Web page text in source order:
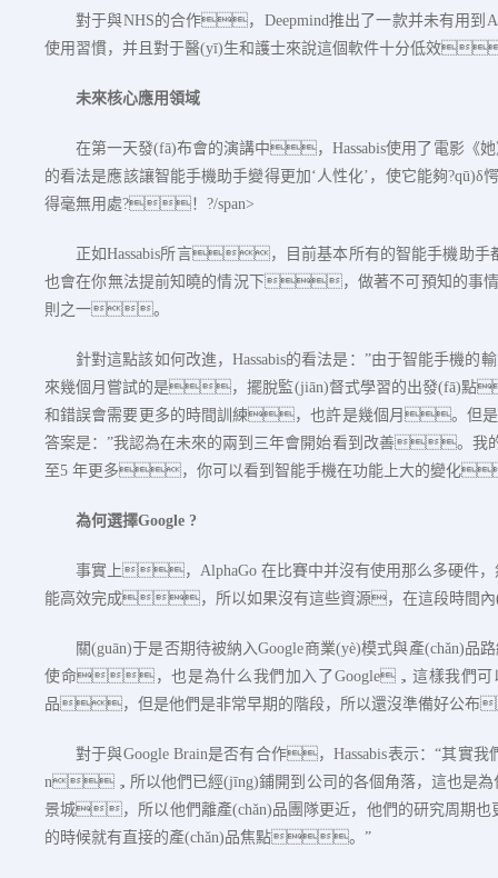
對于與NHS的合作， Deepmind推出了一款并未有用到
使用習慣，并且對于醫(yī)生和護士來說這個軟件十分低效
未來核心應用領域
在第一天發(fā)布會的演講中，Hassabis使用了電影《
的看法是應該讓智能手機助手變得更加‘人性化’，使它能夠
得毫無用處?！?/span>
正如Hassabis所言，目前基本所有的智能手機助手
也會在你無法提前知曉的情況下，做著不可預知的
則之一。
針對這點該如何改進，Hassabis的看法是：”由于智能手機的
來幾個月嘗試的是，擺脫監(jiān)督式學習的出發(fā)點
和錯誤會需要更多的時間訓練，也許是幾個月。但是
答案是：”我認為在未來的兩到三年會開始看到改善。
至5 年更多，你可以看到智能手機在功能上大的變化
為何選擇Google ?
事實上，AlphaGo在比賽中并沒有使用那么多硬件
能高效完成，所以如果沒有這些資源，在這段時間內
關(guān)于是否期待被納入Google商業(yè)模式與產(chǎn)
使命，也是為什么我們加入了 Google，這樣我們可
品，但是他們是非常早期的階段，所以還沒準備好公布
對于與Google Brain是否有合作，Hassabis表示：“其實
n，所以他們已經(jīng)鋪開到公司的各個角落，這也是為
景城，所以他們離產(chǎn)品團隊更近，他們的研究周期也
的時候就有直接的產(chǎn)品焦點。”